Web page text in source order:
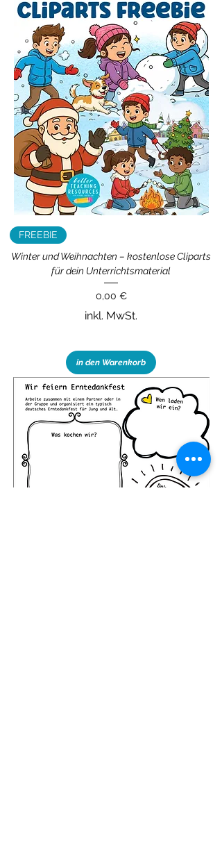
FREEBIE
Winter und Weihnachten – kostenlose Cliparts
für dein Unterrichtsmaterial
Preis
0,00 €
inkl. MwSt.
in den Warenkorb